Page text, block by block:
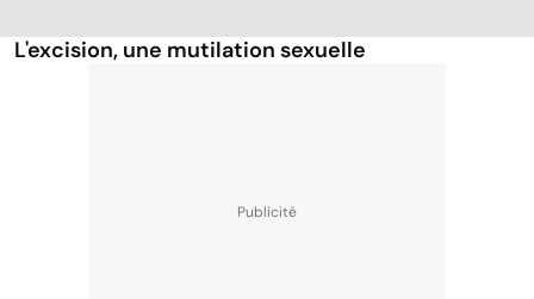
L'excision, une mutilation sexuelle